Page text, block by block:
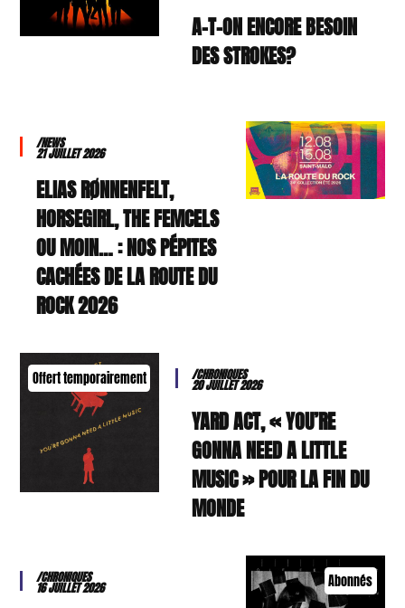
A-T-ON ENCORE BESOIN
DES STROKES?
/NEWS
21 JUILLET 2026
ELIAS RØNNENFELT,
HORSEGIRL, THE FEMCELS
OU MOIN… : NOS PÉPITES
CACHÉES DE LA ROUTE DU
ROCK 2026
Offert temporairement /CHRONIQUES
20 JUILLET 2026
YARD ACT, « YOU’RE
GONNA NEED A LITTLE
MUSIC » POUR LA FIN DU
MONDE
Abonnés
/CHRONIQUES
16 JUILLET 2026